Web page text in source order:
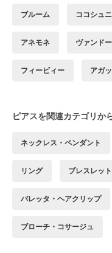
ブルーム ココシュ
アネモネ ヴァンド
フィービィー アガ
ピアスを関連カテゴリか
ネックレス・ペンダント
リング ブレスレッ
バレッタ・ヘアクリップ
ブローチ・コサージュ